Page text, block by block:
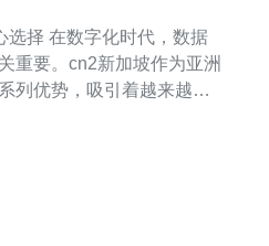
，数据
重要。cn2新加坡作为亚洲
列优势，吸引着越来越多
地处东南亚，是连接亚太